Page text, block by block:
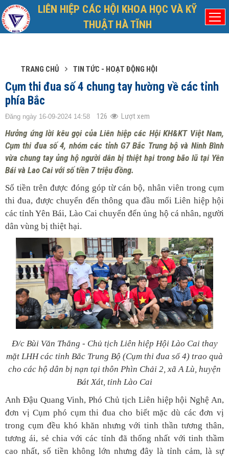
LIÊN HIỆP CÁC HỘI KHOA HỌC VÀ KỸ
THUẬT HÀ TĨNH
Chủ nhật, 9/8/2026
TRANG CHỦ TIN TỨC - HOẠT ĐỘNG HỘI
Cụm thi đua số 4 chung tay hường về các tỉnh
phía Bắc
Đăng ngày 16-09-2024 14:58 126 Lượt xem
Hưởng ứng lời kêu gọi của Liên hiệp các Hội KH&KT Việt Nam,
Cụm thi đua số 4, nhóm các tỉnh G7 Bắc Trung bộ và Ninh Bình
vừa chung tay ủng hộ người dân bị thiệt hại trong bão lũ tại Yên
Bái và Lao Cai với số tiền 7 triệu đồng.
Số tiền trên được đóng góp từ cán bộ, nhân viên trong cụm
thi đua, được chuyển đến thông qua đầu mối Liên hiệp hội
các tỉnh Yên Bái, Lào Cai chuyển đến ủng hộ cá nhân, người
dân vùng bị thiệt hại.
Đ/c Bùi Văn Thắng - Chủ tịch Liên hiệp Hội Lào Cai thay
mặt LHH các tỉnh Bắc Trung Bộ (Cụm thi đua số 4) trao quà
cho các hộ dân bị nạn tại thôn Phìn Chải 2, xã A Lù, huyện
Bát Xát, tỉnh Lào Cai
Anh Đậu Quang Vinh, Phó Chủ tịch Liên hiệp hội Nghệ An,
đơn vị Cụm phó cụm thi đua cho biết mặc dù các đơn vị
trong cụm đều khó khăn nhưng với tinh thần tương thân,
tương ái, sẻ chia với các tỉnh đã thống nhất với tinh thầm
cao nhất, số tiền không lớn nhưng đây là tỉnh cảm, là sự
Đã kết nối EMC